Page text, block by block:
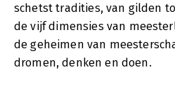
schetst tradities, van gilden
de vijf dimensies van
de geheimen van
dromen, denken en doen.